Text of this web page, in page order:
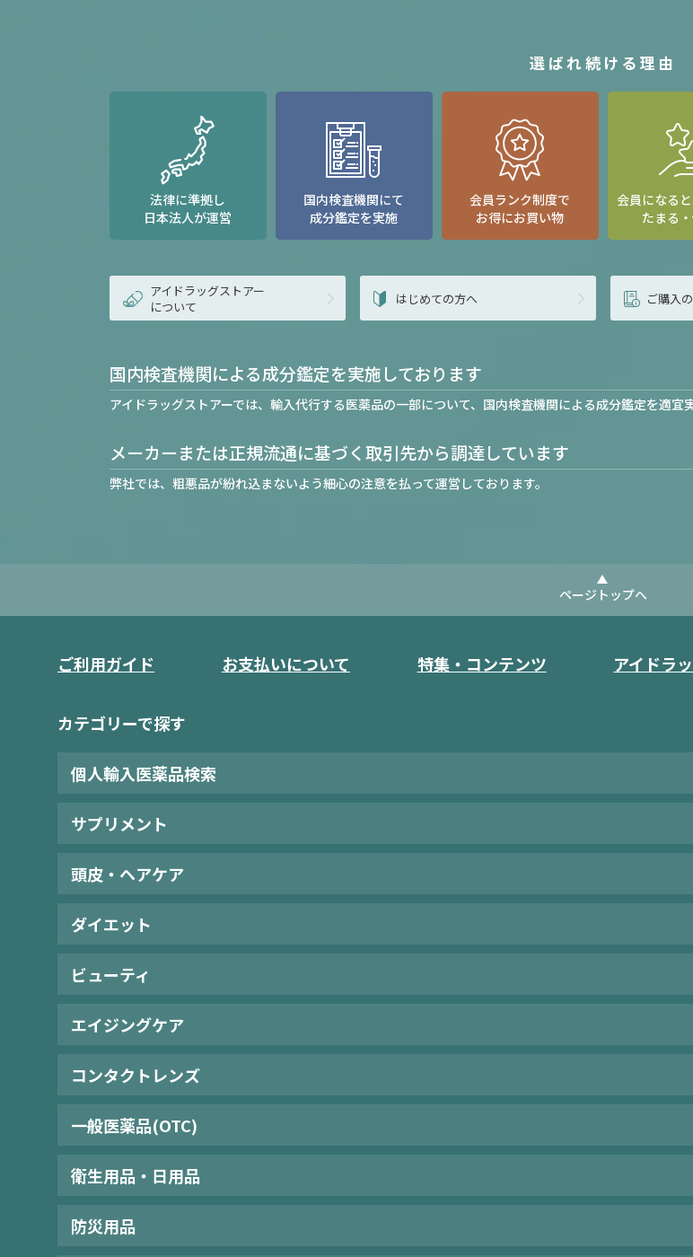
選ばれ続ける理由
法律に準拠し
日本法人が運営
国内検査機関にて
成分鑑定を実施
会員ランク制度で
お得にお買い物
会員になる
たまる
アイドラッグストアー
について
はじめての方へ ご購入
国内検査機関による成分鑑定を実施しております
アイドラッグストアーでは、輸入代行する医薬品の一部について、国内検査機関による成分鑑定を適宜
メーカーまたは正規流通に基づく取引先から調達しています
弊社では、粗悪品が紛れ込まないよう細心の注意を払って運営しております。
ページトップへ
ご利用ガイド お支払いについて 特集・コンテンツ アイドラ
カテゴリーで探す
個人輸入医薬品検索
サプリメント
頭皮・ヘアケア
ダイエット
ビューティ
エイジングケア
コンタクトレンズ
一般医薬品(OTC)
衛生用品・日用品
防災用品